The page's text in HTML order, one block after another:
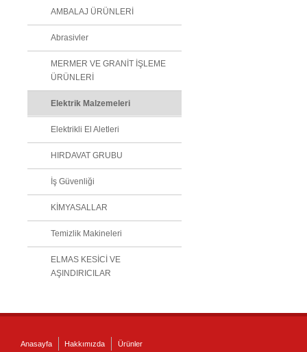
AMBALAJ ÜRÜNLERİ
Abrasivler
MERMER VE GRANİT İŞLEME
ÜRÜNLERİ
Elektrik Malzemeleri
Elektrikli El Aletleri
HIRDAVAT GRUBU
İş Güvenliği
KİMYASALLAR
Temizlik Makineleri
ELMAS KESİCİ VE
AŞINDIRICILAR
Anasayfa Hakkımızda Ürünler